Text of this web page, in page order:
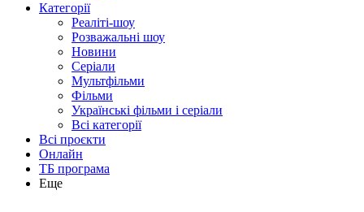
Категорії
Реаліті-шоу
Розважальні шоу
Новини
Серіали
Мультфільми
Фільми
Українські фільми і серіали
Всі категорії
Всі проєкти
Онлайн
ТБ програма
Еще